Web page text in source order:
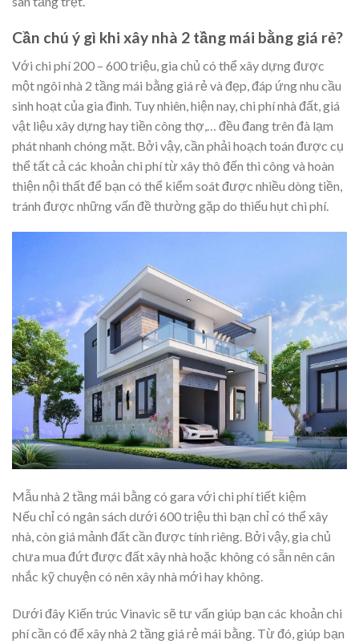
Cần chú ý gì khi xây nhà 2 tầng mái bằng giá rẻ?
Với chi phí 200 – 600 triệu, gia chủ có thể xây dựng được
một ngôi nhà 2 tầng mái bằng giá rẻ và đẹp, đáp ứng nhu cầu
sinh hoạt của gia đình. Tuy nhiên, hiện nay, chi phí nhà đất, giá
vật liệu xây dựng hay tiền công thợ,… đều đang trên đà lạm
phát nhanh chóng mặt. Bởi vậy, cần phải hoạch toán được cụ
thể tất cả các khoản chi phí từ xây thô đến thi công và hoàn
thiện nội thất để bạn có thể kiểm soát được nhiều dòng tiền,
tránh được những vấn đề thường gặp do thiếu hụt chi phí.
Mẫu nhà 2 tầng mái bằng có gara với chi phí tiết kiệm
Nếu chỉ có ngân sách dưới 600 triệu thì bạn chỉ có thể xây
nhà, còn giá mảnh đất cần được tính riêng. Bởi vậy, gia chủ
chưa mua đứt được đất xây nhà hoặc không có sẵn nên cân
nhắc kỹ chuyện có nên xây nhà mới hay không.
Dưới đây Kiến trúc Vinavic sẽ tư vấn giúp bạn các khoản chi
phí cần có để xây nhà 2 tầng giá rẻ mái bằng. Từ đó, giúp bạn